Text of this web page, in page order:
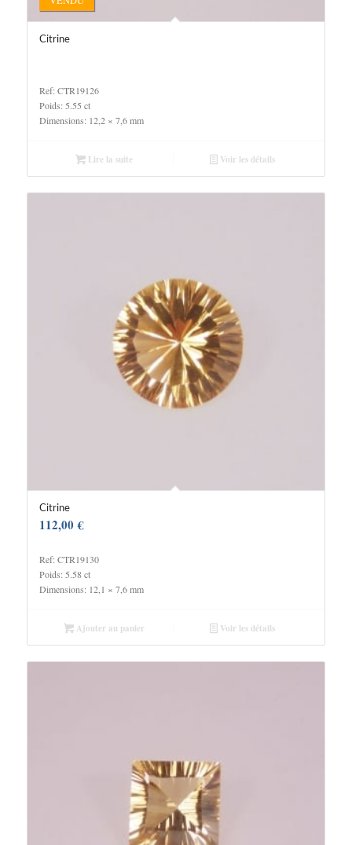
Citrine
Ref: CTR19126
Poids: 5.55 ct
Dimensions: 12,2 × 7,6 mm
Lire la suite Voir les détails
Citrine
112,00€
Ref: CTR19130
Poids: 5.58 ct
Dimensions: 12,1 × 7,6 mm
Ajouter au panier Voir les détails